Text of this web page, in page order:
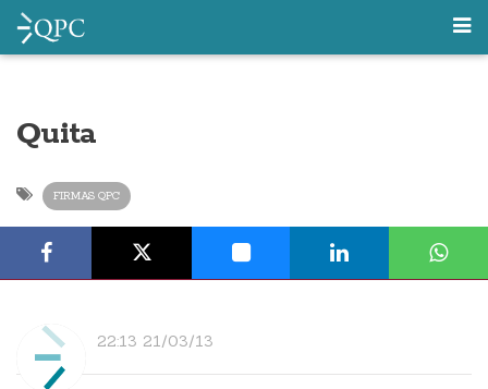
Quita
FIRMAS QPC
22:13 21/03/13